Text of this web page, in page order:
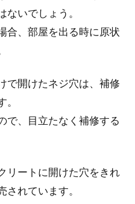
いでしょう。
合、部屋を出る時に原状
で開けたネジ穴は、補修
で、目立たなく補修する
リートに開けた穴をきれ
れています。